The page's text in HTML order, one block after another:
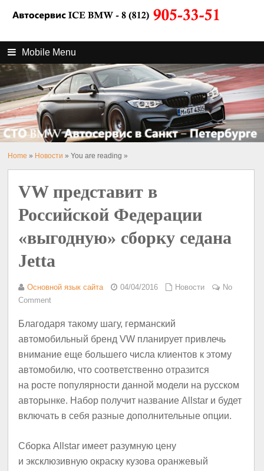
Mobile Menu
Home » Новости » You are reading »
VW представит в
Российской Федерации
«выгодную» сборку седана
Jetta
Основной язык сайта 04/04/2016 Новости
No
Comment
Благодаря такому шагу, германский
автомобильный бренд VW планирует привлечь
внимание еще большего числа клиентов к этому
автомобилю, что соответственно отразится
на росте популярности данной модели на русском
авторынке. Набор получит название Allstar и будет
включать в себя разные дополнительные опции.
Сборка Allstar имеет разумную цену
и эксклюзивную окраску кузова оранжевый